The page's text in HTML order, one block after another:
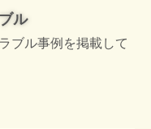
ル
ブル事例を掲載して